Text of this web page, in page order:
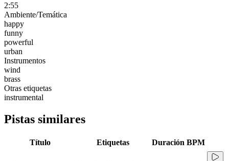
2:55
Ambiente/Temática
happy
funny
powerful
urban
Instrumentos
wind
brass
Otras etiquetas
instrumental
Pistas similares
Título Etiquetas Duración BPM